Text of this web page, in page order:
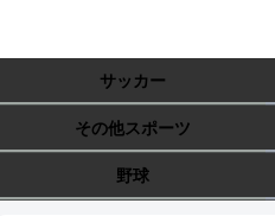
サッカー
その他スポーツ
野球